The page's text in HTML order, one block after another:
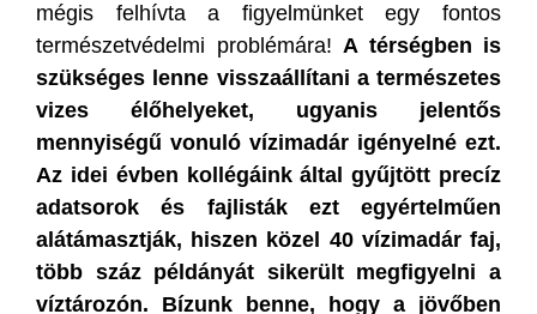
mégis felhívta a figyelmünket egy fontos
természetvédelmi problémára! A térségben is
szükséges lenne visszaállítani a természetes
vizes élőhelyeket, ugyanis jelentős
mennyiségű vonuló vízimadár igényelné ezt.
Az idei évben kollégáink által gyűjtött precíz
adatsorok és fajlisták ezt egyértelműen
alátámasztják, hiszen közel 40 vízimadár faj,
több száz példányát sikerült megfigyelni a
víztározón. Bízunk benne, hogy a jövőben